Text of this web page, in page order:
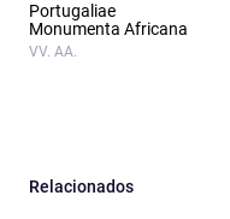
Portugaliae
Monumenta Africana
VV. AA.
Relacionados